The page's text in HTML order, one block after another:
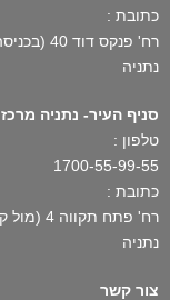
כתובת :
רח' פנקס דוד 40 (בכניסה הצפונית לקרית השרון)
נתניה
סניף העיר- נתניה מרכז
טלפון :
1700-55-99-55
כתובת :
רח' פתח תקווה 4 (מול קניון השרון)
נתניה
צור קשר